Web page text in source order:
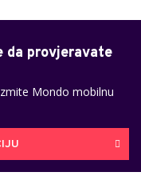
da provjeravate
Mondo mobilnu